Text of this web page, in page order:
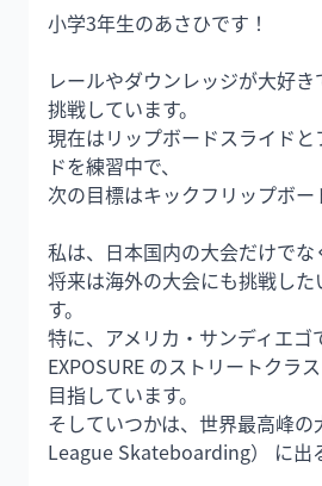
小学3年生のあさひです！
レールやダウンレッジが大好
挑戦しています。
現在はリップボードスライド
ドを練習中で、
次の目標はキックフリップボー
私は、日本国内の大会だけでな
将来は海外の大会にも挑戦した
す。
特に、アメリカ・サンディエゴ
EXPOSURE のストリートクラ
目指しています。
そしていつかは、世界最高峰
League Skateboarding） に出